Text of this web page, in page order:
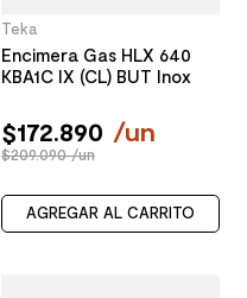
Teka
Encimera Gas HLX 640
KBA1C IX (CL) BUT Inox
$172.890 /un
$209.090 /un
AGREGAR AL CARRITO